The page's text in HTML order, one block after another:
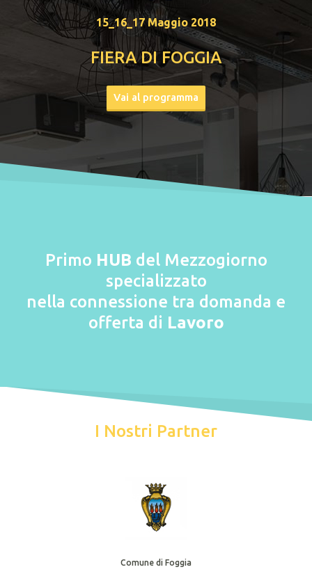
15_16_17 Maggio 2018
FIERA DI FOGGIA
Vai al programma
Primo HUB del Mezzogiorno
specializzato
nella connessione tra domanda e
offerta di Lavoro
I Nostri Partner
Comune di Foggia